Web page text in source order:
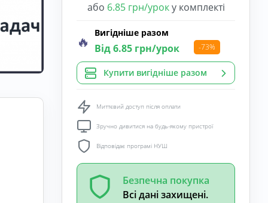
або 6.85 грн/уроку комплекті
🔥 Вигідніше разом
Від 6.85 грн/урок -73%
Купити вигідніше разом
Миттєвий доступ після оплати
Зручно дивитися на будь-якому пристрої
Відповідає програмі НУШ
Безпечна покупка
Всі дані захищені.